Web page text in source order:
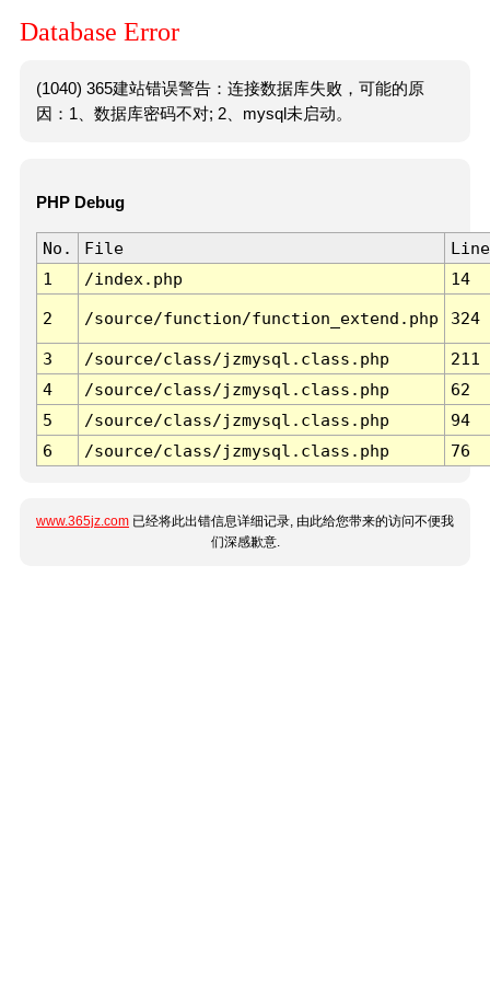
Database Error
(1040) 365建站错误警告：连接数据库失败，可能的原
因：1、数据库密码不对; 2、mysql未启动。
PHP Debug
No. File
Line
1
/index.php 14
2 /source/function/function_extend.php 324
3 /source/class/jzmysql.class.php
211
4
/source/class/jzmysql.class.php
62
5
/source/class/jzmysql.class.php
94
6
/source/class/jzmysql.class.php 76
www.365jz.com 已经将此出错信息详细记录, 由此给您带来的访问不便我
们深感歉意.